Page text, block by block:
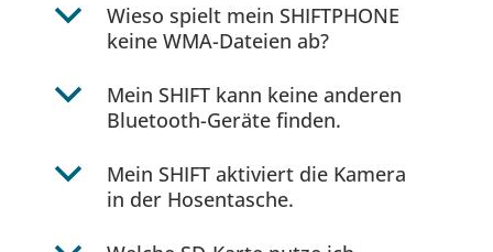
b
Wieso spielt mein SHIFTPHONE
keine WMA-Dateien ab?
b
Mein SHIFT kann keine anderen
Bluetooth-Geräte finden.
b
Mein SHIFT aktiviert die Kamera
in der Hosentasche.